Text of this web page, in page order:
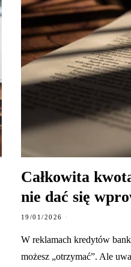
Całkowita
nie dać się
19/01/2026
W reklamach kredytów
możesz „otrzymać”. Ale